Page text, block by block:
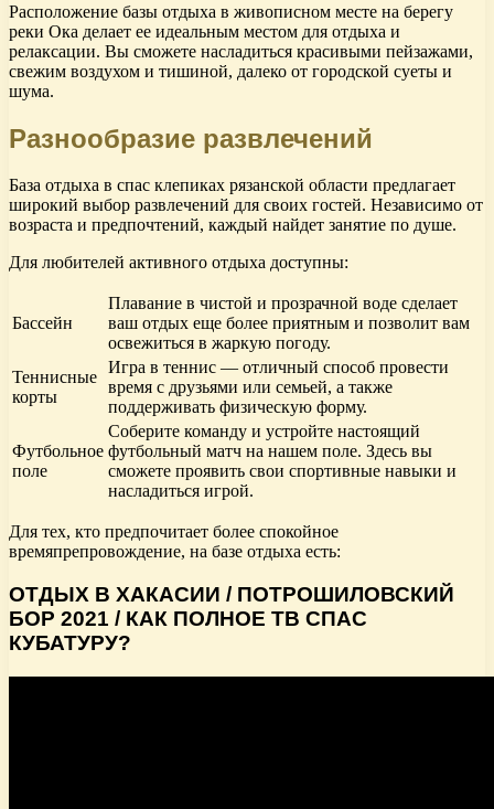
Расположение базы отдыха в живописном месте на берегу
реки Ока делает ее идеальным местом для отдыха и
релаксации. Вы сможете насладиться красивыми пейзажами,
свежим воздухом и тишиной, далеко от городской суеты и
шума.
Разнообразие развлечений
База отдыха в спас клепиках рязанской области предлагает
широкий выбор развлечений для своих гостей. Независимо от
возраста и предпочтений, каждый найдет занятие по душе.
Для любителей активного отдыха доступны:
Бассейн
Плавание в чистой и прозрачной воде сделает
ваш отдых еще более приятным и позволит вам
освежиться в жаркую погоду.
Теннисные
корты
Игра в теннис — отличный способ провести
время с друзьями или семьей, а также
поддерживать физическую форму.
Футбольное
поле
Соберите команду и устройте настоящий
футбольный матч на нашем поле. Здесь вы
сможете проявить свои спортивные навыки и
насладиться игрой.
Для тех, кто предпочитает более спокойное
времяпрепровождение, на базе отдыха есть:
ОТДЫХ В ХАКАСИИ / ПОТРОШИЛОВСКИЙ
БОР 2021 / КАК ПОЛНОЕ ТВ СПАС
КУБАТУРУ?